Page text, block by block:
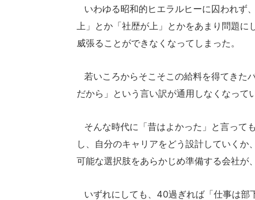
いわゆる昭和的ヒエラルヒーに囚われず
上」とか「社歴が上」とかをあまり問題
威張ることができなくなってしまった。
若いころからそこそこの給料を得てきた
だから」という言い訳が通用しなくなって
そんな時代に「昔はよかった」と言って
し、自分のキャリアをどう設計していく
可能な選択肢をあらかじめ準備する会社が
いずれにしても、40過ぎれば「仕事は部